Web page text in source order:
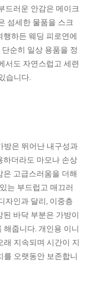
드러운 안감은 메이크
섬세한 물품을 스크
행하든 웨딩 피로연에
순히 일상 용품을 정
서도 자연스럽고 세련
습니다.
방은 뛰어난 내구성과
하더라도 마모나 손상
은 고급스러움을 더해
는 부드럽고 매끄러
자인과 달리, 이중층
바닥 부분은 가방이
줍니다. 개인용 이니
래 지속되며 시간이 지
를 오랫동안 보존합니